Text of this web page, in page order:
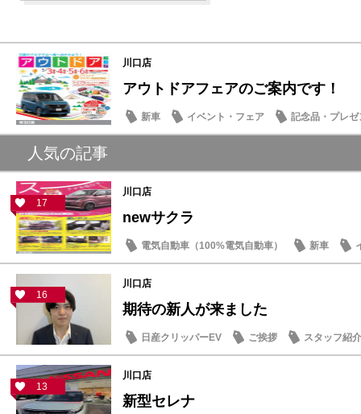
川口店
アウトドアフェアのご案内です！
新車 イベント・フェア
記念品・プレゼ
営業日・店休日
人気の記事
17
川口店
newサクラ
電気自動車（100%電気自動車） 新車
16
川口店
期待の新人が来ました
日産クリッパーEV ご挨拶 スタッフ紹介
13
川口店
新型セレナ